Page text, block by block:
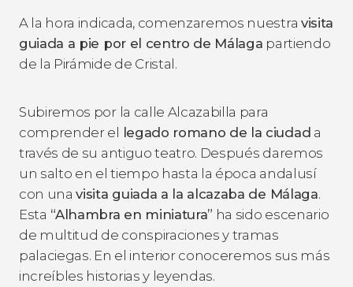
A la hora indicada, comenzaremos nuestra visita
guiada a pie por el centro de Málaga partiendo
de la Pirámide de Cristal.
Subiremos por la calle Alcazabilla para
comprender el legado romano de la ciudad a
través de su antiguo teatro. Después daremos
un salto en el tiempo hasta la época andalusí
con unavisita guiada a la alcazaba de Málaga.
Esta “Alhambra en miniatura” ha sido escenario
de multitud de conspiraciones y tramas
palaciegas. En el interior conoceremos sus más
increíbles historias y leyendas.